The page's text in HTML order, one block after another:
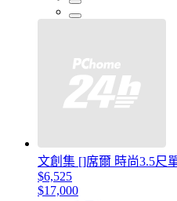
文創集 []席爾 時尚3.5尺
$6,525
$17,000